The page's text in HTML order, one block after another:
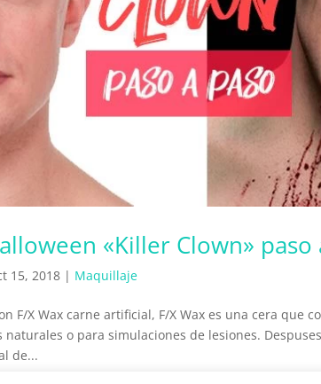
«Killer Clown» paso
15, 2018 | Maquillaje
F/X Wax carne artificial, F/X Wax es una cera que
o para simulaciones de lesiones.
de...